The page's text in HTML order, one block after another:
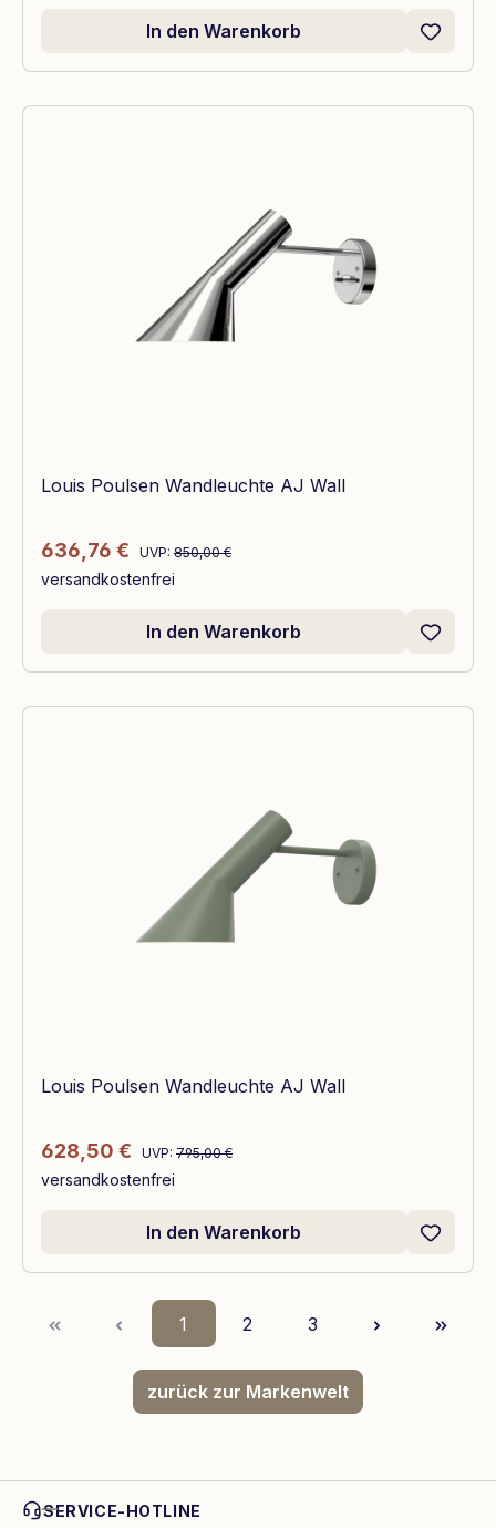
In den Warenkorb
Louis Poulsen Wandleuchte AJ Wall
Verkaufspreis:
636,76 € Regulärer Preis:
UVP: 850,00 €
versandkostenfrei
In den Warenkorb
Louis Poulsen Wandleuchte AJ Wall
Verkaufspreis:
628,50 € Regulärer Preis:
UVP: 795,00 €
versandkostenfrei
In den Warenkorb
Seite
1 Seite
2 Seite
3
zurück zur Markenwelt
SERVICE-HOTLINE